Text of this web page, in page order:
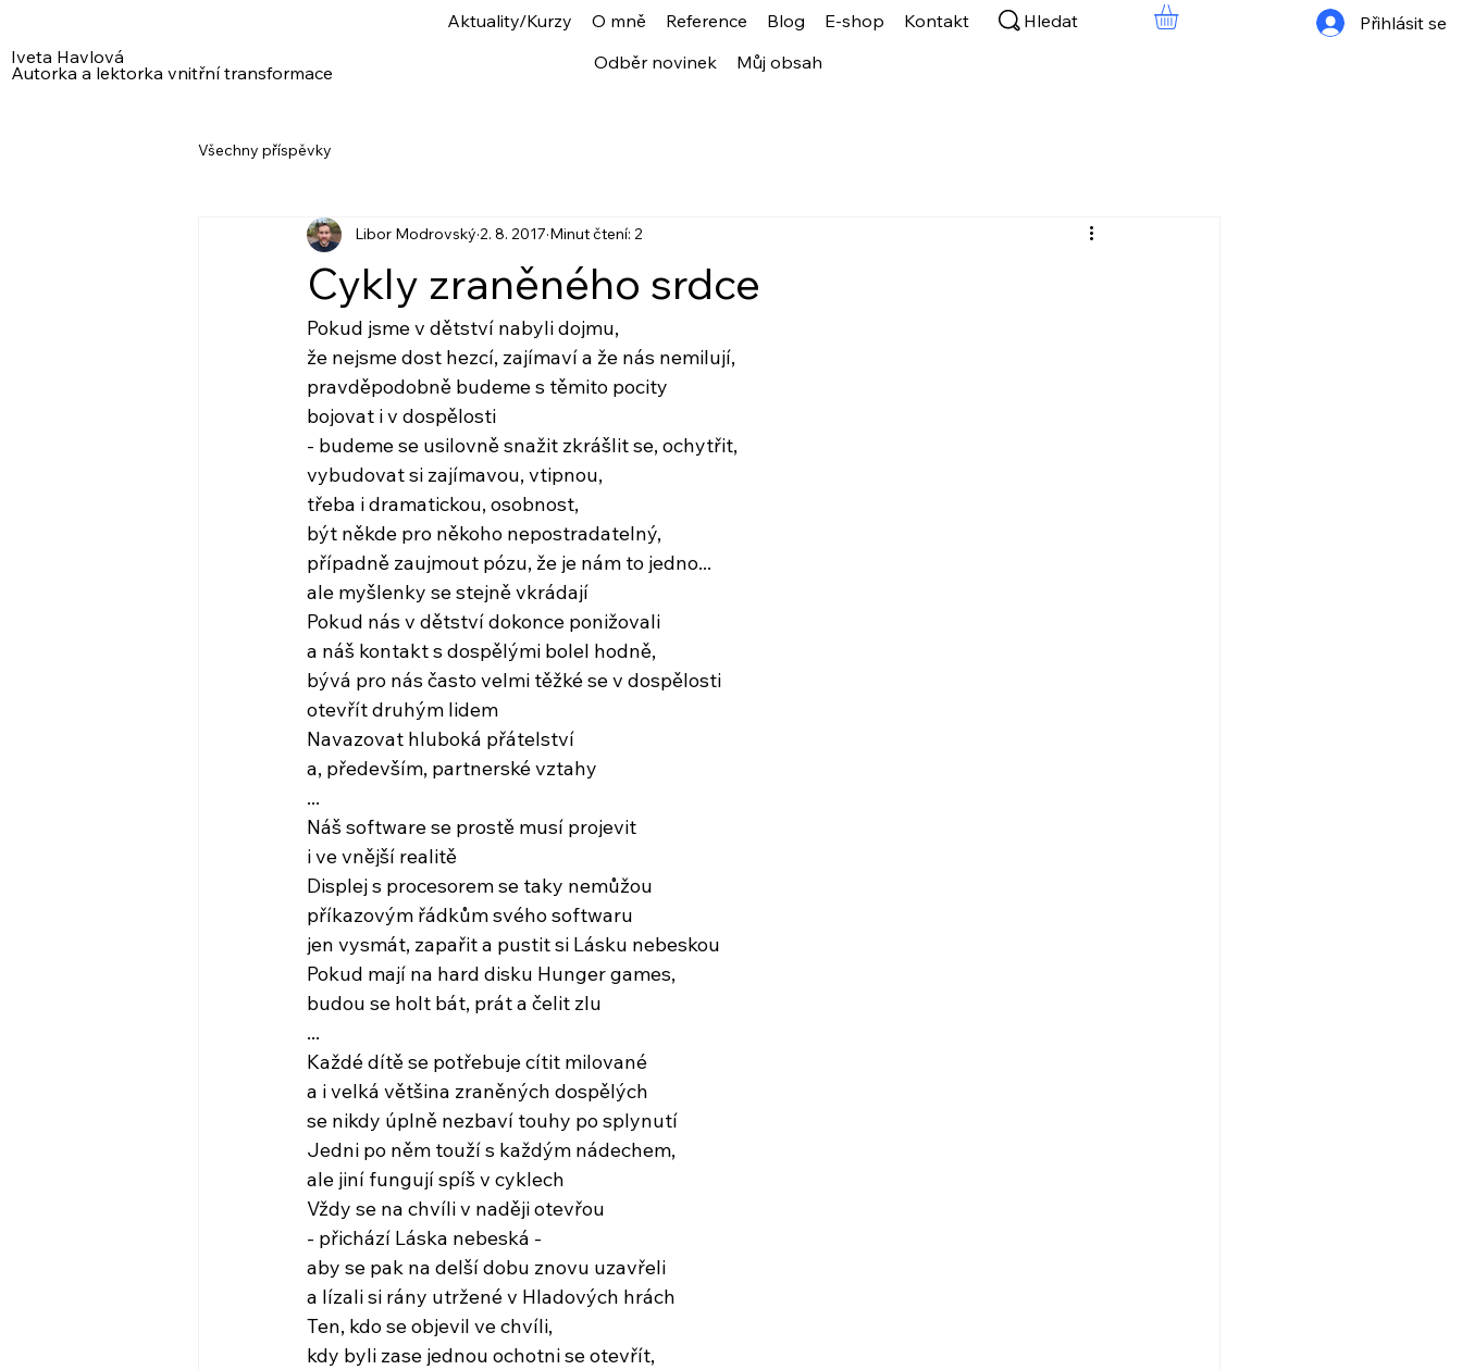
Iveta Havlová
Autorka a lektorka vnitřní transformace
Aktuality/Kurzy O mně Reference Blog E-shop
Kontakt
Odběr novinek
Můj obsah
Přihlásit se
Hledat
Všechny příspěvky
Cykly zraněného srdce
Libor Modrovský 2. 8. 2017 Minut čtení: 2
Pokud jsme v dětství nabyli dojmu,
že nejsme dost hezcí, zajímaví a že nás nemilují,
pravděpodobně budeme s těmito pocity
bojovat i v dospělosti
- budeme se usilovně snažit zkrášlit se, ochytřit,
vybudovat si zajímavou, vtipnou,
třeba i dramatickou, osobnost,
být někde pro někoho nepostradatelný,
případně zaujmout pózu, že je nám to jedno...
ale myšlenky se stejně vkrádají
Pokud nás v dětství dokonce ponižovali
a náš kontakt s dospělými bolel hodně,
bývá pro nás často velmi těžké se v dospělosti
otevřít druhým lidem
Navazovat hluboká přátelství
a, především, partnerské vztahy
...
Náš software se prostě musí projevit
i ve vnější realitě
Displej s procesorem se taky nemůžou
příkazovým řádkům svého softwaru
jen vysmát, zapařit a pustit si Lásku nebeskou
Pokud mají na hard disku Hunger games,
budou se holt bát, prát a čelit zlu
...
Každé dítě se potřebuje cítit milované
a i velká většina zraněných dospělých
se nikdy úplně nezbaví touhy po splynutí
Jedni po něm touží s každým nádechem,
ale jiní fungují spíš v cyklech
Vždy se na chvíli v naději otevřou
- přichází Láska nebeská -
aby se pak na delší dobu znovu uzavřeli
a lízali si rány utržené v Hladových hrách
Ten, kdo se objevil ve chvíli,
kdy byli zase jednou ochotni se otevřít,